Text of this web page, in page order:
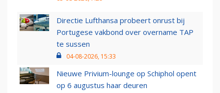
Directie Lufthansa probeert onrust bij
Portugese vakbond over overname TAP
te sussen
04-08-2026, 15:33
Nieuwe Privium-lounge op Schiphol opent
op 6 augustus haar deuren